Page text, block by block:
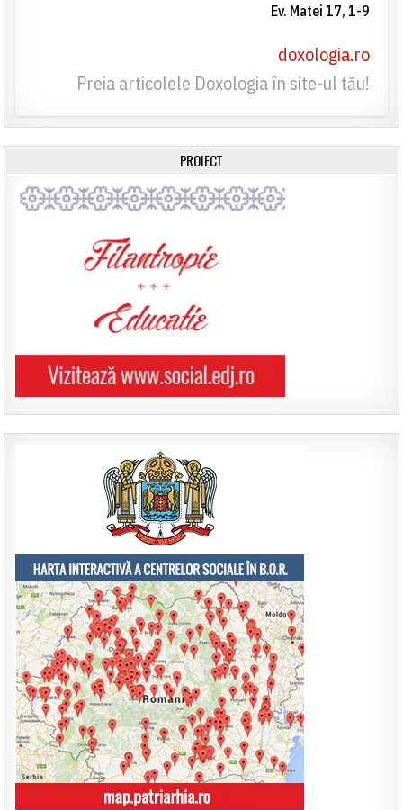
Ev. Matei 17, 1-9
doxologia.ro
Preia articolele Doxologia în site-ul tău!
PROIECT